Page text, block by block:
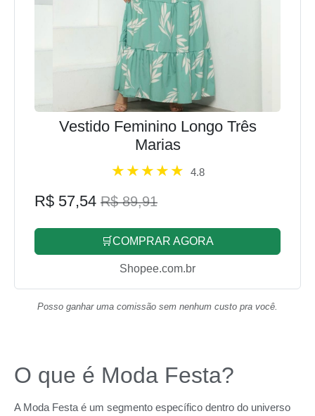
Vestido Feminino Longo Três
Marias
4.8
R$ 57,54 R$ 89,91
🛒COMPRAR AGORA
Shopee.com.br
Posso ganhar uma comissão sem nenhum custo pra você.
O que é Moda Festa?
A Moda Festa é um segmento específico dentro do universo